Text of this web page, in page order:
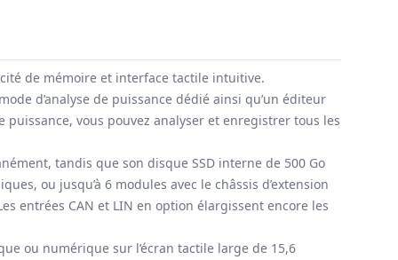
de mémoire et interface tactile intuitive.
d’analyse de puissance dédié ainsi qu’un éditeur
puissance, vous pouvez analyser et enregistrer tous les
tandis que son disque SSD interne de 500 Go
ou jusqu’à 6 modules avec le châssis d’extension
entrées CAN et LIN en option élargissent encore les
ou numérique sur l’écran tactile large de 15,6